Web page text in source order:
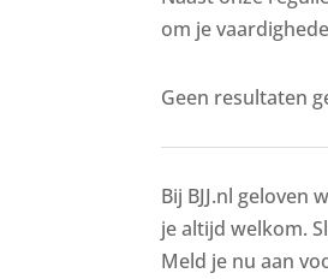
om je
Geen resultaten
Bij BJJ.nl
je altijd welkom.
Meld je nu aan